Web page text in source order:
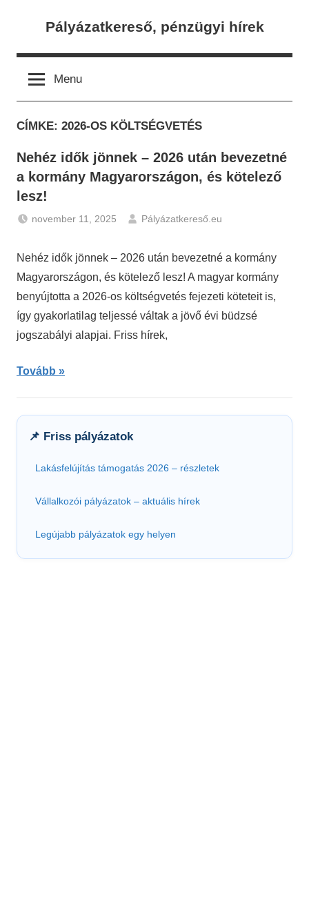
Pályázatkereső, pénzügyi hírek
Menu
CÍMKE: 2026-OS KÖLTSÉGVETÉS
Nehéz idők jönnek – 2026 után bevezetné
a kormány Magyarországon, és kötelező
lesz!
november 11, 2025
Pályázatkereső.eu
Hírek
Nehéz idők jönnek – 2026 után bevezetné a kormány
Magyarországon, és kötelező lesz! A magyar kormány
benyújtotta a 2026-os költségvetés fejezeti köteteit is,
így gyakorlatilag teljessé váltak a jövő évi büdzsé
jogszabályi alapjai. Friss hírek,
Tovább
📌 Friss pályázatok
Lakásfelújítás támogatás 2026 – részletek
Vállalkozói pályázatok – aktuális hírek
Legújabb pályázatok egy helyen